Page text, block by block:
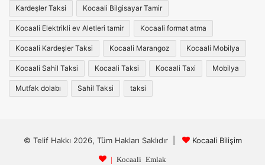
Kardeşler Taksi Kocaali Bilgisayar Tamir
Kocaali Elektrikli ev Aletleri tamir Kocaali format atma
Kocaali Kardeşler Taksi Kocaali Marangoz Kocaali Mobilya
Kocaali Sahil Taksi Kocaali Taksi Kocaali Taxi Mobilya
Mutfak dolabı Sahil Taksi taksi
© Telif Hakkı 2026, Tüm Hakları Saklıdır | Kocaali Bilişim
| Kocaali Emlak